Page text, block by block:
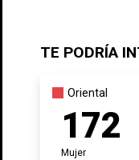
TE PODRÍA
Oriental
172
Mujer